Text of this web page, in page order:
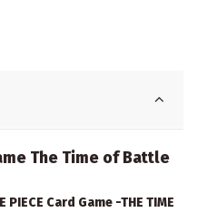
The Time of Battle
PIECE Card Game -THE TIME